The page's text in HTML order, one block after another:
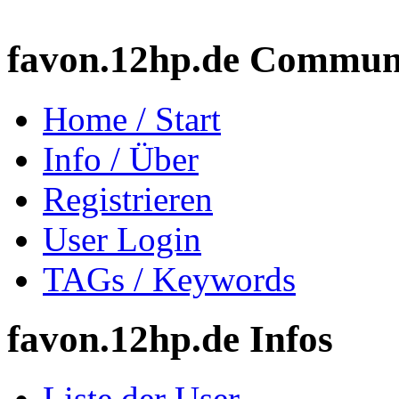
favon.12hp.de
Home / Start
Info / Über
Registrieren
User Login
TAGs / Keywords
favon.12hp.de Infos